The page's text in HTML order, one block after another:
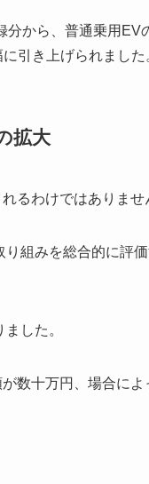
から、普通乗用EV
引き上げられました
拡大
るわけではありませ
組みを総合的に評
した。
数十万円、場合に